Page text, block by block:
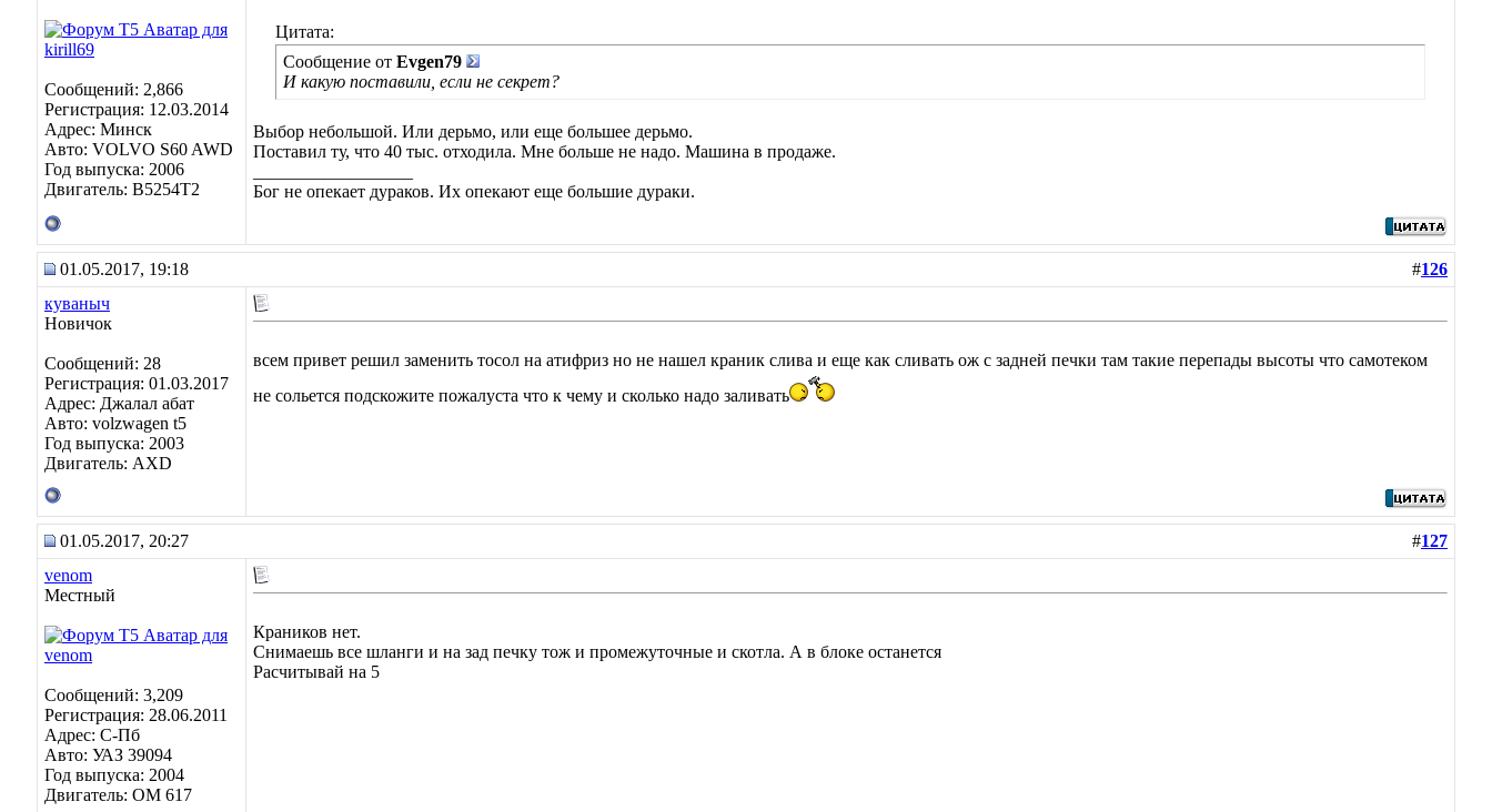
Сообщений: 2,866
Регистрация: 12.03.2014
Адрес: Минск
Авто: VOLVO S60 AWD
Год выпуска: 2006
Двигатель: B5254T2
Цитата:
Сообщение от Evgen79
И какую поставили, если не секрет?
Выбор небольшой. Или дерьмо, или еще большее дерьмо.
Поставил ту, что 40 тыс. отходила. Мне больше не надо. Машина в продаже.
Бог не опекает дураков. Их опекают еще большие дураки.
01.05.2017, 19:18 #126
куваныч
Новичок
Сообщений: 28
Регистрация: 01.03.2017
Адрес: Джалал абат
Авто: volzwagen t5
Год выпуска: 2003
Двигатель: AXD
всем привет решил заменить тосол на атифриз но не нашел краник слива и еще как сливать ож с задней печки там такие перепады высоты что самотеком
не сольется подскожите пожалуста что к чему и сколько надо заливать
01.05.2017, 20:27 #127
venom
Местный
Сообщений: 3,209
Регистрация: 28.06.2011
Адрес: C-Пб
Авто: УАЗ 39094
Год выпуска: 2004
Двигатель: OM 617
Краников нет.
Снимаешь все шланги и на зад печку тож и промежуточные и скотла. А в блоке останется
Расчитывай на 5